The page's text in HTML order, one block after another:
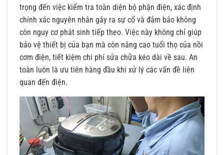
trọng đến việc kiểm tra toàn diện bộ phận điện, xác định
chính xác nguyên nhân gây ra sự cố và đảm bảo không
còn nguy cơ phát sinh tiếp theo. Việc này không chỉ giúp
bảo vệ thiết bị của bạn mà còn nâng cao tuổi thọ của nồi
cơm điện, tiết kiệm chi phí sửa chữa kéo dài về sau. An
toàn luôn là ưu tiên hàng đầu khi xử lý các vấn đề liên
quan đến điện.